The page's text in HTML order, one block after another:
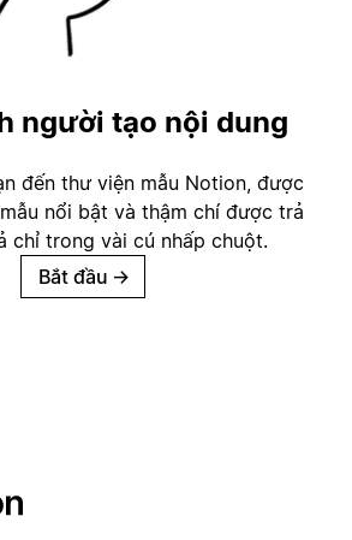
người tạo nội dung
đến thư viện mẫu Notion, được
nổi bật và thậm chí được trả
chỉ trong vài cú nhấp chuột.
Bắt đầu →